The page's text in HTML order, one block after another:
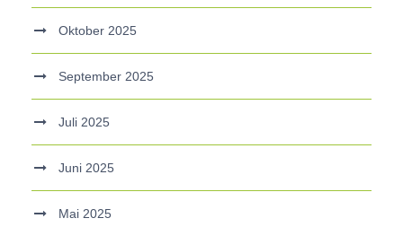
Oktober 2025
September 2025
Juli 2025
Juni 2025
Mai 2025